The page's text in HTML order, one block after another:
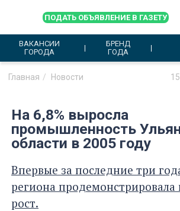
ПОДАТЬ ОБЪЯВЛЕНИЕ В ГАЗЕТУ
ВАКАНСИИ
ГОРОДА
БРЕНД
ГОДА
Главная Новости
На 6,8% выросла
промышленность
области в 2005 году
Впервые за последние три
региона
рост.